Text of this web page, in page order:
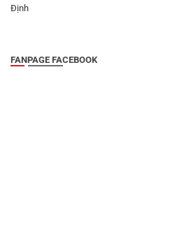
Định
FANPAGE FACEBOOK